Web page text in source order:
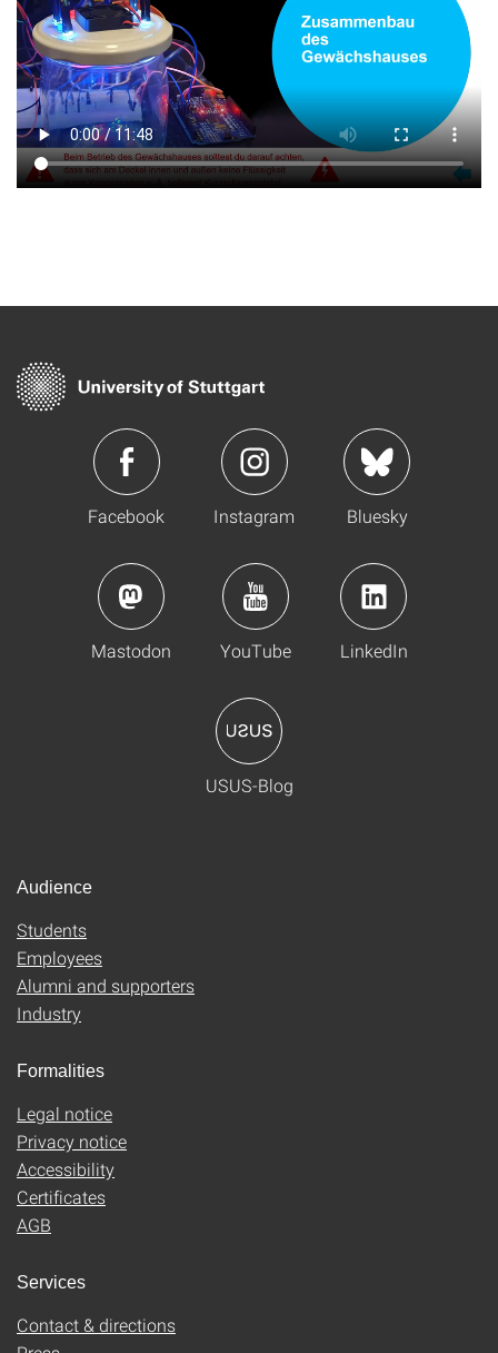
Facebook Instagram Bluesky
Mastodon YouTube LinkedIn
USUS-Blog
Audience
Students
Employees
Alumni and supporters
Industry
Formalities
Legal notice
Privacy notice
Accessibility
Certificates
AGB
Services
Contact & directions